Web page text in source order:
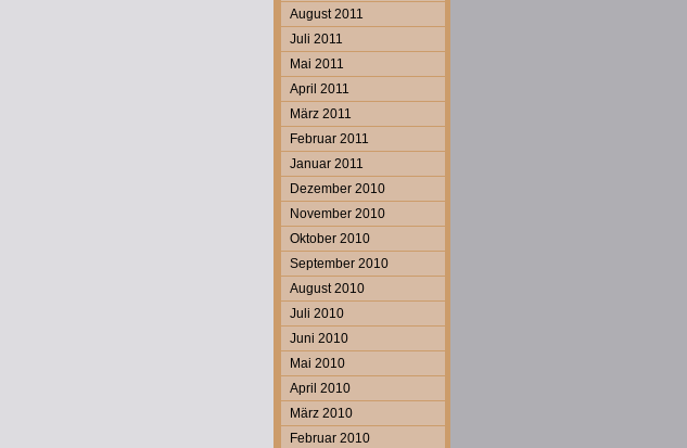
August 2011
Juli 2011
Mai 2011
April 2011
März 2011
Februar 2011
Januar 2011
Dezember 2010
November 2010
Oktober 2010
September 2010
August 2010
Juli 2010
Juni 2010
Mai 2010
April 2010
März 2010
Februar 2010